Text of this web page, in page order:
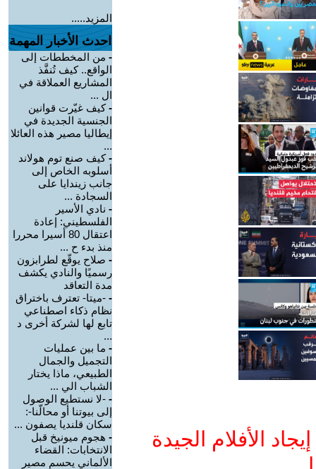
الأفلام الجيدة
المزيد.....
احدث الأخبار المهمة
- من المخططات إلى
الواقع.. كيف تُنفَّذ
المشاريع العملاقة في
ال ...
-كيف غيّرت قوانين
الجنسية الجديدة في
إيطاليا مصير هذه العائلا
...
-كيف صنع توم هولاند
أسلوبه الخاص إلى
جانب زيندايا على
السجادة ...
- نادي الأسير
الفلسطيني: إعادة
اعتقال 80 أسيرا محررا
منذ بدء ح ...
- صلاح يوقّع لطرابزون
رسميًا والنادي يكشف
مدة التعاقد
- -ميتا- تعترف باختراق
نظام ذكاء اصطناعي
تابع لها لشركة أخرى د
...
- ما بين عمليات
التجميل والجمال
الطبيعي، ماذا يختار
الشباب الي ...
- -لا نستطيع الوصول
إلى بيوتنا أو محالّنا-:
سكان قلنديا يصفون ...
- هجوم ميونيخ قبل
الانتخابات: القضاء
الألماني يحسم مصير